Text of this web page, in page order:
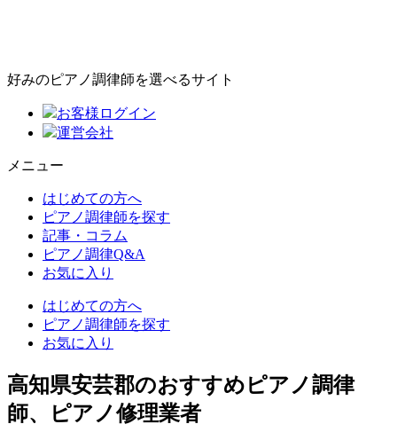
好みのピアノ調律師を選べるサイト
お客様ログイン
運営会社
メニュー
はじめての方へ
ピアノ調律師を探す
記事・コラム
ピアノ調律Q&A
お気に入り
はじめての方へ
ピアノ調律師を探す
お気に入り
高知県安芸郡のおすすめピアノ調律
師、ピアノ修理業者